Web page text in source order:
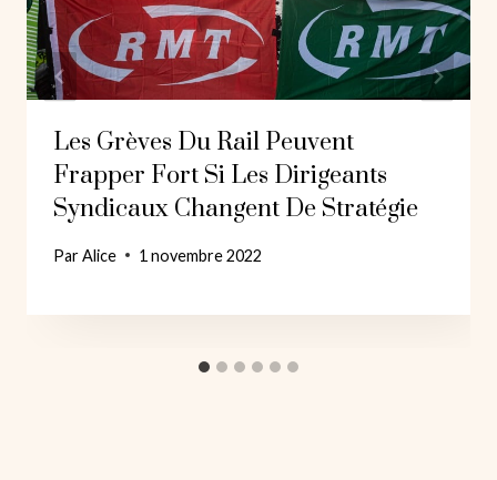
Les Grèves Du Rail Peuvent
Frapper Fort Si Les Dirigeants
Syndicaux Changent De Stratégie
ParAlice 1 novembre 2022